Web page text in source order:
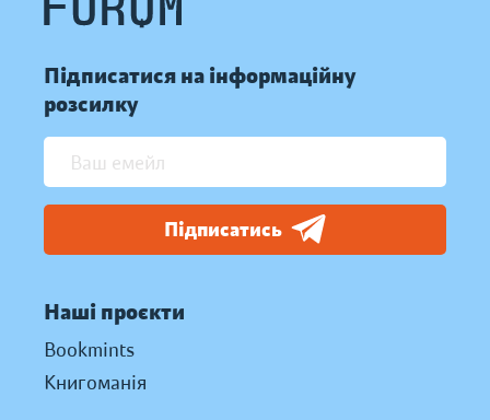
Підписатися на інформаційну
розсилку
Підписатись
Наші проєкти
Bookmints
Книгоманія